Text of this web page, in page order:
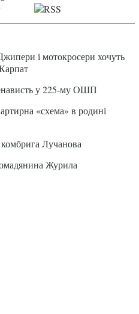
і мотокросери хочуть
у 225-му ОШП
«схема» в родині
Лучанова
Журила